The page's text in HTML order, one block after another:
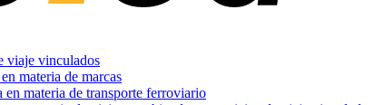
viaje vinculados
materia de marcas
materia de transporte ferroviario